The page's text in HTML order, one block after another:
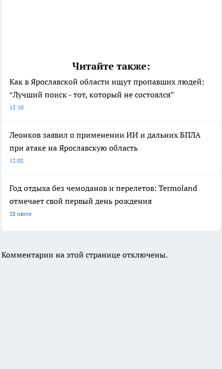
Читайте также:
Как в Ярославской области ищут пропавших людей:
“Лучший поиск - тот, который не состоялся”
12:10
Леонков заявил о применении ИИ и дальних БПЛА
при атаке на Ярославскую область
12:02
Год отдыха без чемоданов и перелетов: Termoland
отмечает свой первый день рождения
28 июля
Комментарии на этой странице отключены.